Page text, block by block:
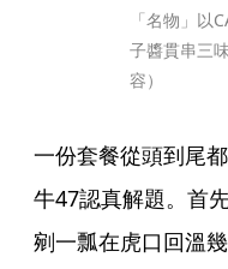
「名物」以
子醬貫串三
容）
一份套餐從頭到尾
牛47認真解題。首
剜一瓢在虎口回溫